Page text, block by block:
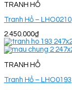
TRANH HỔ
Tranh Hổ – LHO0210
2.450.000₫
TRANH HỔ
Tranh Hổ – LHO0193